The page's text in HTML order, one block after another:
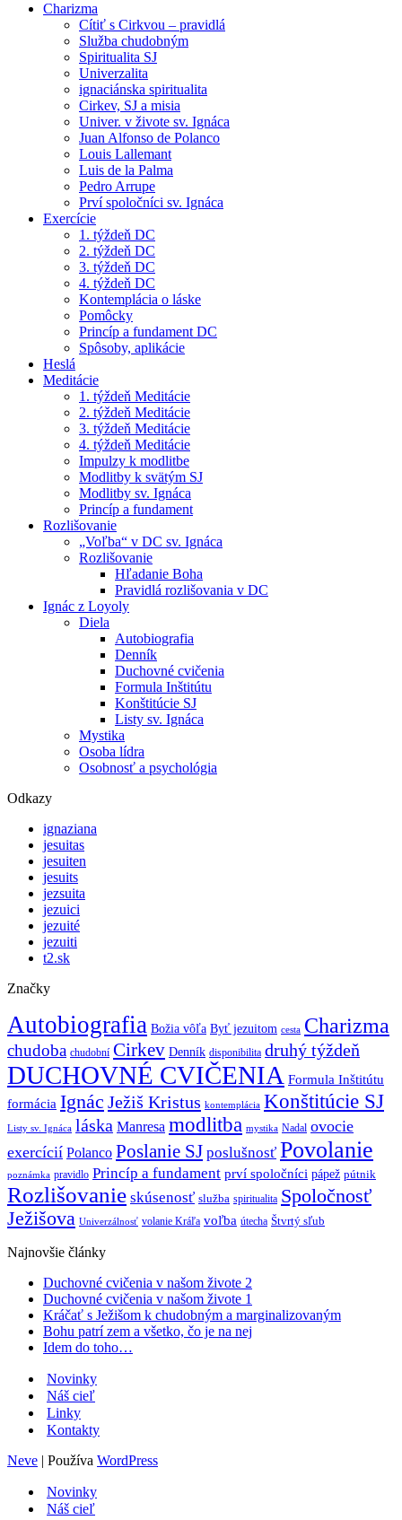
Charizma
Cítiť s Cirkvou – pravidlá
Služba chudobným
Spiritualita SJ
Univerzalita
ignaciánska spiritualita
Cirkev, SJ a misia
Univer. v živote sv. Ignáca
Juan Alfonso de Polanco
Louis Lallemant
Luis de la Palma
Pedro Arrupe
Prví spoločníci sv. Ignáca
Exercície
1. týždeň DC
2. týždeň DC
3. týždeň DC
4. týždeň DC
Kontemplácia o láske
Pomôcky
Princíp a fundament DC
Spôsoby, aplikácie
Heslá
Meditácie
1. týždeň Meditácie
2. týždeň Meditácie
3. týždeň Meditácie
4. týždeň Meditácie
Impulzy k modlitbe
Modlitby k svätým SJ
Modlitby sv. Ignáca
Princíp a fundament
Rozlišovanie
„Voľba“ v DC sv. Ignáca
Rozlišovanie
Hľadanie Boha
Pravidlá rozlišovania v DC
Ignác z Loyoly
Diela
Autobiografia
Denník
Duchovné cvičenia
Formula Inštitútu
Konštitúcie SJ
Listy sv. Ignáca
Mystika
Osoba lídra
Osobnosť a psychológia
Odkazy
ignaziana
jesuitas
jesuiten
jesuits
jezsuita
jezuici
jezuité
jezuiti
t2.sk
Značky
Autobiografia Božia vôľa Byť jezuitom cesta Charizma
chudoba chudobní Cirkev Denník disponibilita druhý týždeň
DUCHOVNÉ CVIČENIA Formula Inštitútu
formácia Ignác Ježiš Kristus kontemplácia Konštitúcie SJ
Listy sv. Ignáca láska Manresa modlitba mystika Nadal ovocie
exercícií Polanco Poslanie SJ poslušnosť Povolanie
poznámka pravidlo Princíp a fundament prví spoločníci pápež pútnik
Rozlišovanie skúsenosť služba spiritualita Spoločnosť
Ježišova Univerzálnosť volanie Kráľa voľba útecha Štvrtý sľub
Najnovšie články
Duchovné cvičenia v našom živote 2
Duchovné cvičenia v našom živote 1
Kráčať s Ježišom k chudobným a marginalizovaným
Bohu patrí zem a všetko, čo je na nej
Idem do toho…
Novinky
Náš cieľ
Linky
Kontakty
Neve | Používa WordPress
Novinky
Náš cieľ